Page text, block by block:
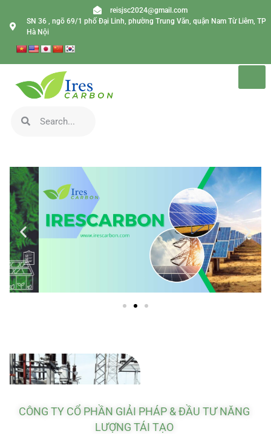
reisjsc2024@gmail.com
SN 36 , ngõ 69/1 phố Đại Linh, phường Trung Văn, quận Nam Từ Liêm, TP
Hà Nội
CÔNG TY CỔ PHẦN GIẢI PHÁP & ĐẦU TƯ NĂNG
LƯỢNG TÁI TẠO